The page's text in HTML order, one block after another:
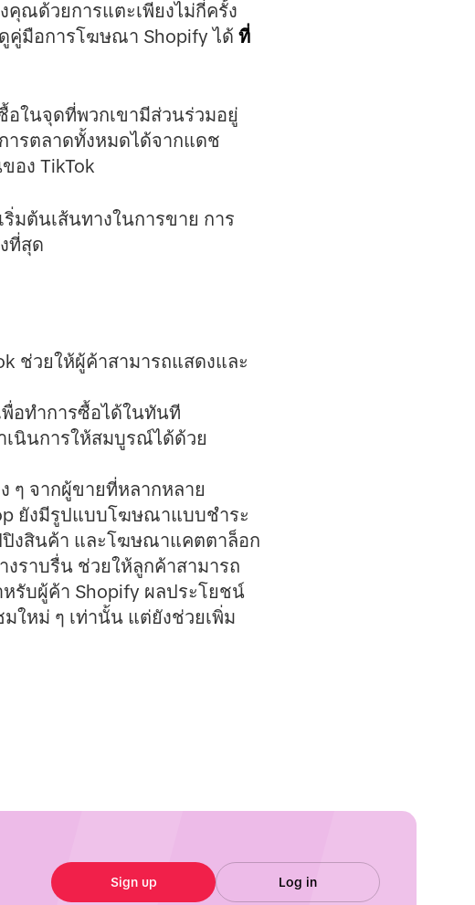
ณด้วยการแตะเพียงไม่กี่ครั้ง
คู่มือการโฆษณา Shopify ได้ ที่
อในจุดที่พวกเขามีส่วนร่วมอยู่
รตลาดทั้งหมดได้จากแดช
อง TikTok
มต้นเส้นทางในการขาย การ
ที่สุด
ช่วยให้ผู้ค้าสามารถแสดงและ
พื่อทำการซื้อได้ในทันที
เนินการให้สมบูรณ์ได้ด้วย
ๆ จากผู้ขายที่หลากหลาย
ยังมีรูปแบบโฆษณาแบบชำระ
งสินค้า และโฆษณาแคตตาล็อก
ราบรื่น ช่วยให้ลูกค้าสามารถ
รับผู้ค้า Shopify ผลประโยชน์
ใหม่ ๆ เท่านั้น แต่ยังช่วยเพิ่ม
Sign up Log in